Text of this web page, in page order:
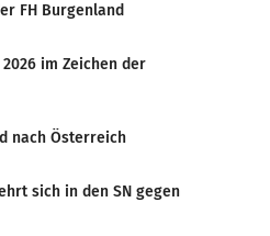
FH Burgenland
im Zeichen der
nach Österreich
sich in den SN gegen